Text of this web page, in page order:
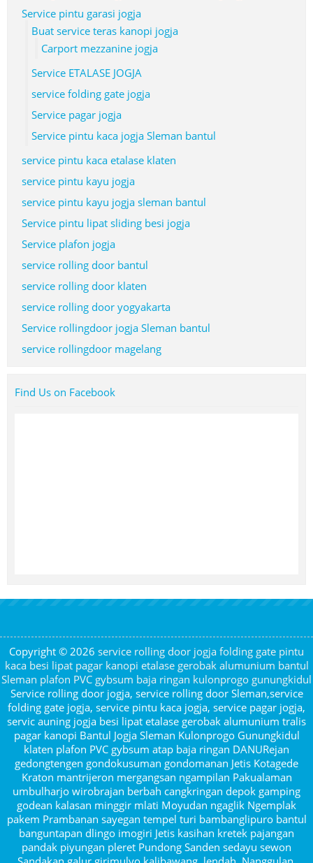
Service pintu garasi jogja
Buat service teras kanopi jogja
Carport mezzanine jogja
Service ETALASE JOGJA
service folding gate jogja
Service pagar jogja
Service pintu kaca jogja Sleman bantul
service pintu kaca etalase klaten
service pintu kayu jogja
service pintu kayu jogja sleman bantul
Service pintu lipat sliding besi jogja
Service plafon jogja
service rolling door bantul
service rolling door klaten
service rolling door yogyakarta
Service rollingdoor jogja Sleman bantul
service rollingdoor magelang
Find Us on Facebook
Copyright © 2026 service rolling door jogja folding gate pintu
kaca besi lipat pagar kanopi etalase gerobak alumunium bantul
Sleman plafon PVC gybsum baja ringan kulonprogo gunungkidul
Service rolling door jogja, service rolling door Sleman,service
folding gate jogja, service pintu kaca jogja, service pagar jogja,
servic auning jogja besi lipat etalase gerobak alumunium tralis
pagar kanopi Bantul Jogja Sleman Kulonprogo Gunungkidul
klaten plafon PVC gybsum atap baja ringan DANURejan
gedongtengen gondokusuman gondomanan Jetis Kotagede
Kraton mantrijeron mergangsan ngampilan Pakualaman
umbulharjo wirobrajan berbah cangkringan depok gamping
godean kalasan minggir mlati Moyudan ngaglik Ngemplak
pakem Prambanan sayegan tempel turi bambanglipuro bantul
banguntapan dlingo imogiri Jetis kasihan kretek pajangan
pandak piyungan pleret Pundong Sanden sedayu sewon